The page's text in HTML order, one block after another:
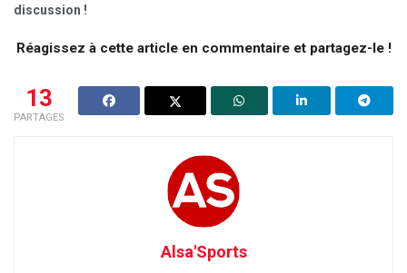
discussion !
Réagissez à cette article en commentaire et partagez-le !
13
PARTAGES
Alsa'Sports